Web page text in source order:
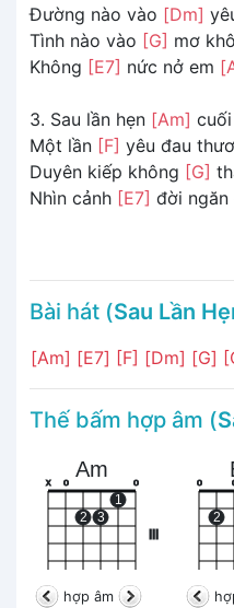
Ðường nào vào [Dm]
Tình nào vào [G] mơ
Không [E7] nức nở em
3. Sau lần hẹn [Am] cuối
Một lần [F] yêu đau
Duyên kiếp không [G]
Nhìn cảnh [E7] đời ngăn
Bài hát (Sau Lần
[Am] [E7] [F] [Dm] [G]
Thế bấm hợp âm (
Am
x o
2 3
1
o
hợp âm
o
2